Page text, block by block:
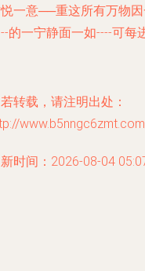
一意──重这所有万物
的一宁静面一如----可每
转载，请注明出处：
时间：2026-08-04